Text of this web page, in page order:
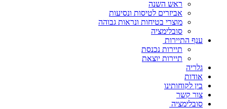
ראש השנה
אביזרים לטיסות ונסיעות
מוצרי בטיחות ונראות גבוהה
סובלימציה
ענף התיירות
תיירות נכנסת
תיירות יוצאת
גלריה
אודות
בין לקוחותינו
צור קשר
סובלימציה